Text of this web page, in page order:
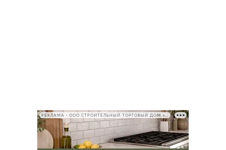
РЕКЛАМА • ООО СТРОИТЕЛЬНЫЙ ТОРГОВЫЙ ДОМ «ПЕТРОВИЧ», ИНН 7802348846